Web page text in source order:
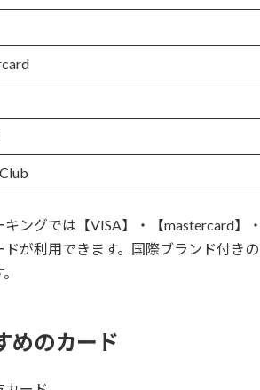
キングでは【VISA】・【mastercard】
ドが利用できます。国際ブランド付き
めのカード